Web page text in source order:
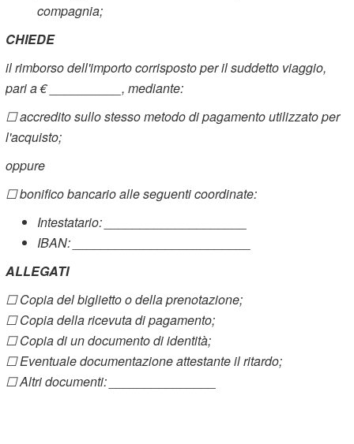
compagnia;
CHIEDE
il rimborso dell'importo corrisposto per il suddetto viaggio,
pari a € __________, mediante:
☐ accredito sullo stesso metodo di pagamento utilizzato per
l'acquisto;
oppure
☐ bonifico bancario alle seguenti coordinate:
Intestatario: ____________________
IBAN: _________________________
ALLEGATI
☐ Copia del biglietto o della prenotazione;
☐ Copia della ricevuta di pagamento;
☐ Copia di un documento di identità;
☐ Eventuale documentazione attestante il ritardo;
☐ Altri documenti: _______________